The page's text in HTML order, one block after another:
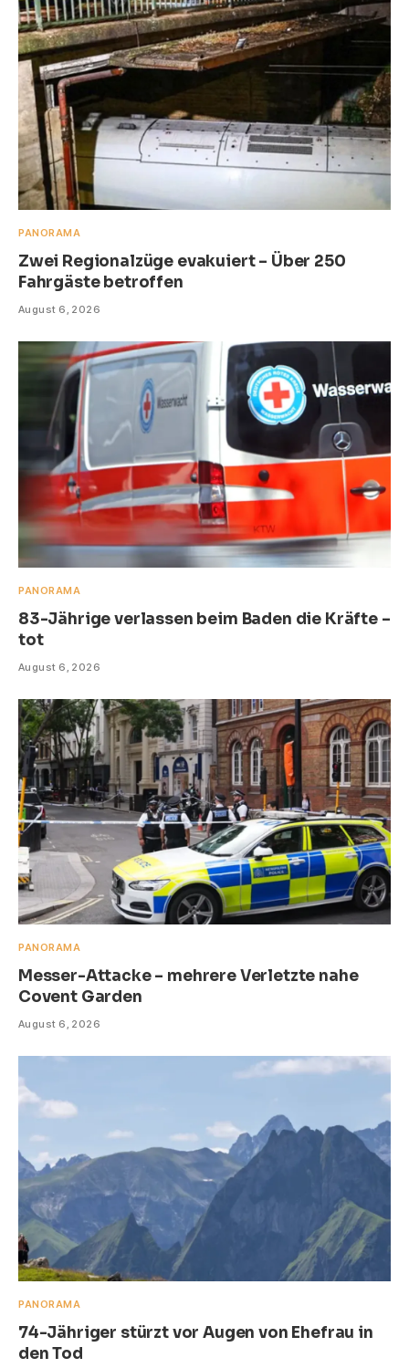
PANORAMA
Zwei Regionalzüge evakuiert – Über 250
Fahrgäste betroffen
August 6, 2026
PANORAMA
83-Jährige verlassen beim Baden die Kräfte –
tot
August 6, 2026
PANORAMA
Messer-Attacke – mehrere Verletzte nahe
Covent Garden
August 6, 2026
PANORAMA
74-Jähriger stürzt vor Augen von Ehefrau in
den Tod